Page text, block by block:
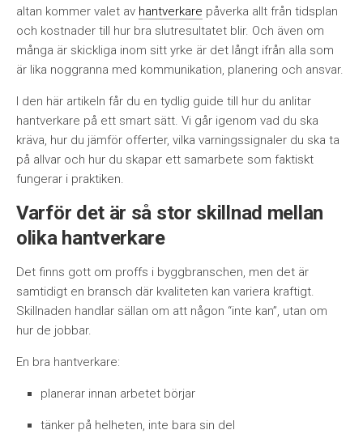
altan kommer valet av hantverkare påverka allt från tidsplan
och kostnader till hur bra slutresultatet blir. Och även om
många är skickliga inom sitt yrke är det långt ifrån alla som
är lika noggranna med kommunikation, planering och ansvar.
I den här artikeln får du en tydlig guide till hur du anlitar
hantverkare på ett smart sätt. Vi går igenom vad du ska
kräva, hur du jämför offerter, vilka varningssignaler du ska ta
på allvar och hur du skapar ett samarbete som faktiskt
fungerar i praktiken.
Varför det är så stor skillnad mellan
olika hantverkare
Det finns gott om proffs i byggbranschen, men det är
samtidigt en bransch där kvaliteten kan variera kraftigt.
Skillnaden handlar sällan om att någon “inte kan”, utan om
hur de jobbar.
En bra hantverkare:
planerar innan arbetet börjar
tänker på helheten, inte bara sin del